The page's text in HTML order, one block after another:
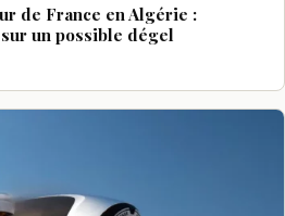
de France en Algérie :
un possible dégel